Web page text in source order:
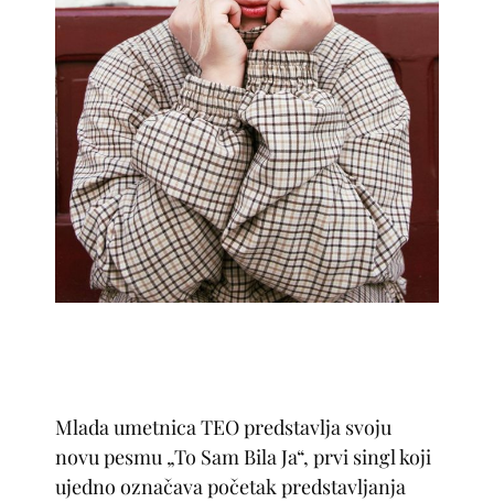
Mlada umetnica TEO predstavlja svoju
novu pesmu „To Sam Bila Ja“, prvi singl koji
ujedno označava početak predstavljanja